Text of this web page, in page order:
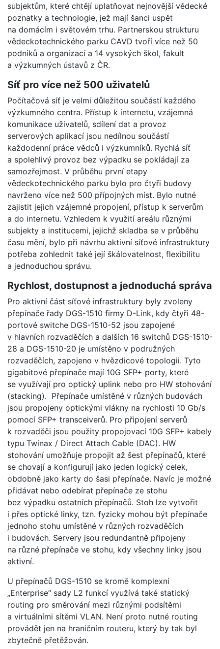
subjektům, které chtějí uplatňovat nejnovější vědecké
poznatky a technologie, jež mají šanci uspět
na domácím i světovém trhu. Partnerskou strukturu
vědeckotechnického parku CAVD tvoří více než 50
podniků a organizací a 14 vysokých škol, fakult
a výzkumných ústavů z ČR.
Síť pro více než 500 uživatelů
Počítačová síť je velmi důležitou součástí každého
výzkumného centra. Přístup k internetu, vzájemná
komunikace uživatelů, sdílení dat a provoz
serverových aplikací jsou nedílnou součástí
každodenní práce vědců i výzkumníků. Rychlá síť
a spolehlivý provoz bez výpadku se pokládají za
samozřejmost. V průběhu první etapy
vědeckotechnického parku bylo pro čtyři budovy
navrženo více než 500 přípojných míst. Bylo nutné
zajistit jejich vzájemné propojení, přístup k serverům
a do internetu. Vzhledem k využití areálu různými
subjekty a institucemi, jejichž skladba se v průběhu
času mění, bylo při návrhu aktivní síťové infrastruktury
potřeba zohlednit také její škálovatelnost, flexibilitu
a jednoduchou správu.
Rychlost, dostupnost a jednoduchá správa
Pro aktivní část síťové infrastruktury byly zvoleny
přepínače řady DGS-1510 firmy D-Link, kdy čtyři 48-
portové switche DGS-1510-52 jsou zapojené
v hlavních rozvaděčích a dalších 16 switchů DGS-1510-
28 a DGS-1510-20 je umístěno v podružných
rozvaděčích, zapojeno v hvězdicové topologii. Tyto
gigabitové přepínače mají 10G SFP+ porty, které
se využívají pro optický uplink nebo pro HW stohování
(stacking). Přepínače umístěné v různých budovách
jsou propojeny optickými vlákny na rychlosti 10 Gb/s
pomocí SFP+ transceiverů. Pro připojení serverů
k rozvaděči jsou použity propojovací 10G SFP+ kabely
typu Twinax / Direct Attach Cable (DAC). HW
stohování umožňuje propojit až šest přepínačů, které
se chovají a konfigurují jako jeden logický celek,
obdobně jako karty do šasi přepínače. Navíc je možné
přidávat nebo odebírat přepínače ze stohu
bez výpadku ostatních přepínačů. Stoh lze vytvořit
i přes optické linky, tzn. fyzicky mohou být přepínače
jednoho stohu umístěné v různých rozvaděčích
i budovách. Servery jsou redundantně připojeny
na různé přepínače ve stohu, kdy všechny linky jsou
aktivní.
U přepínačů DGS-1510 se kromě komplexní
„Enterprise“ sady L2 funkcí využívá také statický
routing pro směrování mezi různými podsítěmi
a virtuálními sítěmi VLAN. Není proto nutné routing
provádět jen na hraničním routeru, který by tak byl
zbytečně přetěžován.